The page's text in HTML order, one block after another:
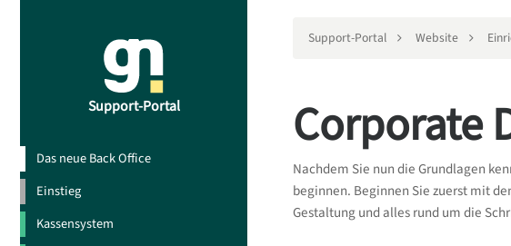
Support-Portal
Das neue Back Office
Einstieg
Kassensystem
Support-Portal Website
Corporate
Nachdem Sie nun die Grundlagen
beginnen. Beginnen Sie zuerst mit
Gestaltung und alles rund um die